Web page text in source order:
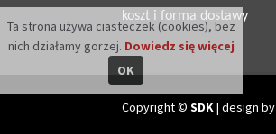
koszt i forma dostawy
Copyright © SDK| design by
Ta strona używa ciasteczek (cookies), bez
nich działamy gorzej. Dowiedz się więcej
OK